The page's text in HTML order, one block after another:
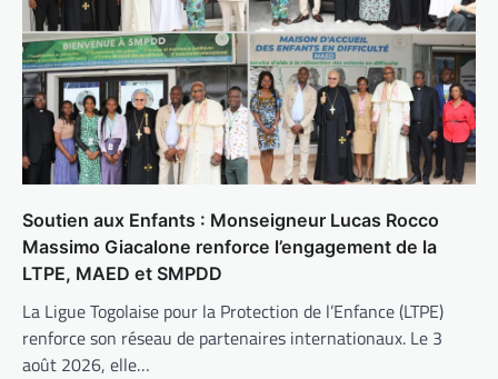
Soutien aux Enfants : Monseigneur Lucas Rocco
Massimo Giacalone renforce l’engagement de la
LTPE, MAED et SMPDD
La Ligue Togolaise pour la Protection de l’Enfance (LTPE)
renforce son réseau de partenaires internationaux. Le 3
août 2026, elle…